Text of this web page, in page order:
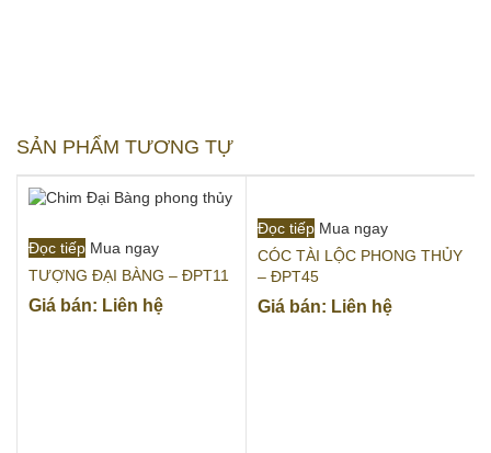
SẢN PHẨM TƯƠNG TỰ
Đọc tiếp Mua ngay
TƯỢNG ĐẠI BÀNG – ĐPT11
Giá bán: Liên hệ
Đọc tiếp Mua ngay
CÓC TÀI LỘC PHONG THỦY
– ĐPT45
Giá bán: Liên hệ